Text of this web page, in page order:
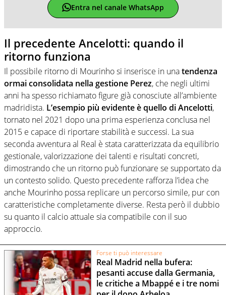
Entra nel canale WhatsApp
Il precedente Ancelotti: quando il
ritorno funziona
Il possibile ritorno di Mourinho si inserisce in unatendenza
ormai consolidata nella gestione Perez, che negli ultimi
anni ha spesso richiamato figure già conosciute all’ambiente
madridista. L’esempio più evidente è quello di Ancelotti,
tornato nel 2021 dopo una prima esperienza conclusa nel
2015 e capace di riportare stabilità e successi. La sua
seconda avventura al Real è stata caratterizzata da equilibrio
gestionale, valorizzazione dei talenti e risultati concreti,
dimostrando che un ritorno può funzionare se supportato da
un contesto solido. Questo precedente rafforza l’idea che
anche Mourinho possa replicare un percorso simile, pur con
caratteristiche completamente diverse. Resta però il dubbio
su quanto il calcio attuale sia compatibile con il suo
approccio.
Forse ti può interessare
Real Madrid nella bufera:
pesanti accuse dalla Germania,
le critiche a Mbappé e i tre nomi